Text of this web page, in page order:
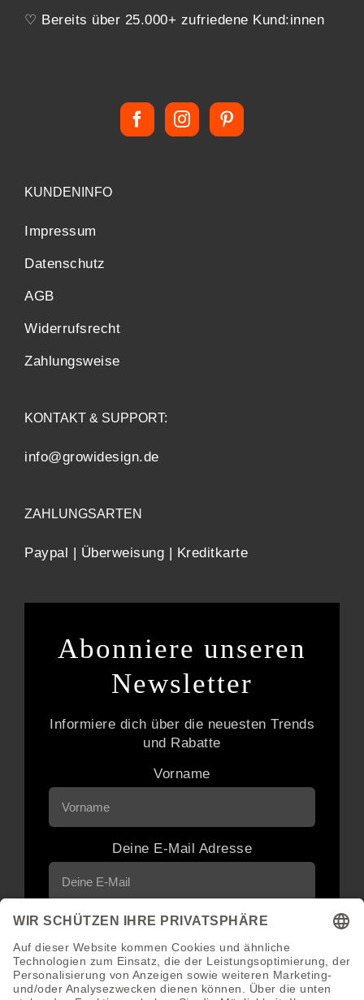
♡ Bereits über 25.000+ zufriedene Kund:innen
KUNDENINFO
Impressum
Datenschutz
AGB
Widerrufsrecht
Zahlungsweise
KONTAKT & SUPPORT:
info@growidesign.de
ZAHLUNGSARTEN
Paypal | Überweisung | Kreditkarte
Abonniere unseren
Newsletter
Informiere dich über die neuesten Trends
und Rabatte
Vorname
Deine E-Mail Adresse
Neuigkeiten und Angebote via E-Mail
Abonnieren